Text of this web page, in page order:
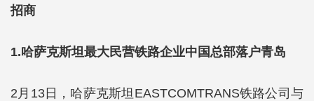
招商
1.哈萨克斯坦最大民营铁路企业中国总部落户青岛
2月13日，哈萨克斯坦EASTCOMTRANS铁路公司与